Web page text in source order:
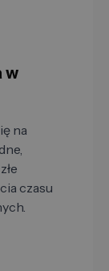
w
na
czasu